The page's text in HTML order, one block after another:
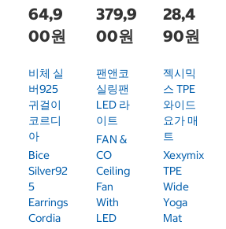
64,9
00원
비체 실
버925
귀걸이
코르디
아
Bice
Silver92
5
Earrings
Cordia
379,9
00원
팬앤코
실링팬
LED 라
이트
FAN &
CO
Ceiling
Fan
With
LED
28,4
90원
젝시믹
스 TPE
와이드
요가 매
트
Xexymix
TPE
Wide
Yoga
Mat